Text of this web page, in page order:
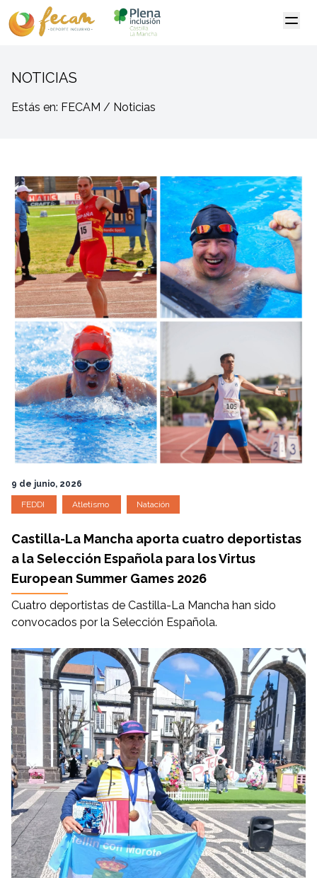
NOTICIAS
Estás en: FECAM / Noticias
9 de junio, 2026
FEDDI Atletismo Natación
Castilla-La Mancha aporta cuatro deportistas
a la Selección Española para los Virtus
European Summer Games 2026
Cuatro deportistas de Castilla-La Mancha han sido
convocados por la Selección Española.